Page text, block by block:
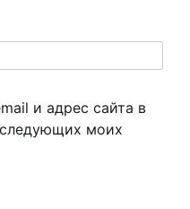
и адрес сайта в
моих